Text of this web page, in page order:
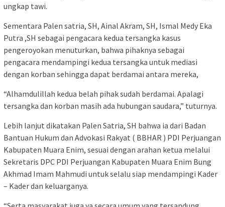
ungkap tawi.
Sementara Palen satria, SH, Ainal Akram, SH, Ismal Medy Eka
Putra ,SH sebagai pengacara kedua tersangka kasus
pengeroyokan menuturkan, bahwa pihaknya sebagai
pengacara mendampingi kedua tersangka untuk mediasi
dengan korban sehingga dapat berdamai antara mereka,
“Alhamdulillah kedua belah pihak sudah berdamai. Apalagi
tersangka dan korban masih ada hubungan saudara,” tuturnya.
Lebih lanjut dikatakan Palen Satria, SH bahwa ia dari Badan
Bantuan Hukum dan Advokasi Rakyat ( BBHAR ) PDI Perjuangan
Kabupaten Muara Enim, sesuai dengan arahan ketua melalui
Sekretaris DPC PDI Perjuangan Kabupaten Muara Enim Bung
Akhmad Imam Mahmudi untuk selalu siap mendampingi Kader
– Kader dan keluarganya.